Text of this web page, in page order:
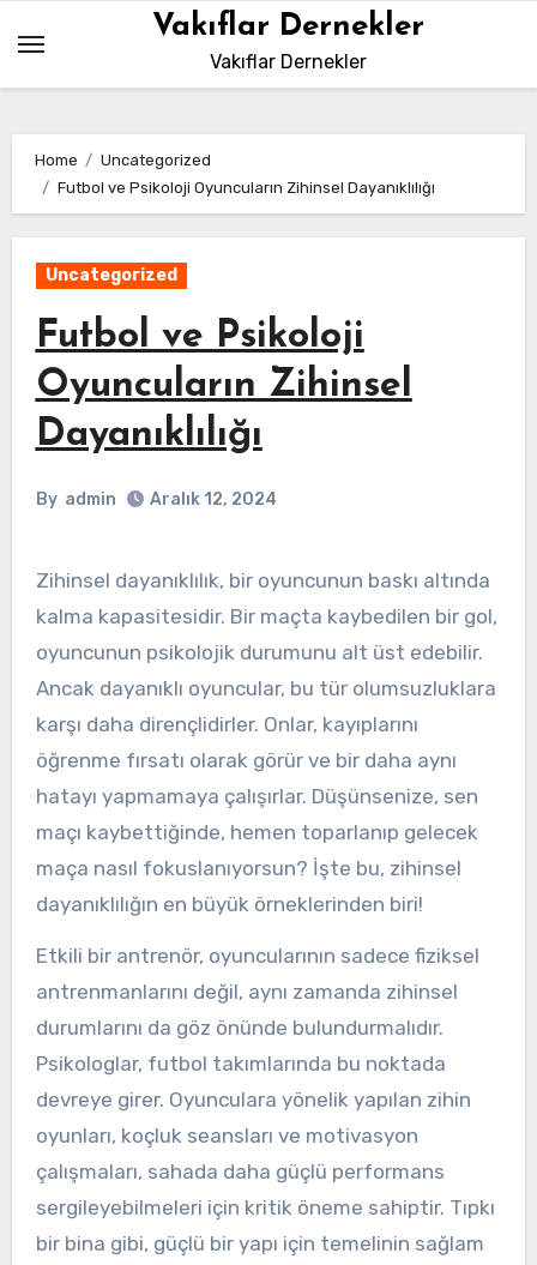
content
Vakıflar Dernekler
Vakıflar Dernekler
Home
Uncategorized
Futbol ve Psikoloji Oyuncuların Zihinsel Dayanıklılığı
Uncategorized
Futbol ve Psikoloji
Oyuncuların Zihinsel
Dayanıklılığı
By admin Aralık 12, 2024
Zihinsel dayanıklılık, bir oyuncunun baskı altında
kalma kapasitesidir. Bir maçta kaybedilen bir gol,
oyuncunun psikolojik durumunu alt üst edebilir.
Ancak dayanıklı oyuncular, bu tür olumsuzluklara
karşı daha dirençlidirler. Onlar, kayıplarını
öğrenme fırsatı olarak görür ve bir daha aynı
hatayı yapmamaya çalışırlar. Düşünsenize, sen
maçı kaybettiğinde, hemen toparlanıp gelecek
maça nasıl fokuslanıyorsun? İşte bu, zihinsel
dayanıklılığın en büyük örneklerinden biri!
Etkili bir antrenör, oyuncularının sadece fiziksel
antrenmanlarını değil, aynı zamanda zihinsel
durumlarını da göz önünde bulundurmalıdır.
Psikologlar, futbol takımlarında bu noktada
devreye girer. Oyunculara yönelik yapılan zihin
oyunları, koçluk seansları ve motivasyon
çalışmaları, sahada daha güçlü performans
sergileyebilmeleri için kritik öneme sahiptir. Tıpkı
bir bina gibi, güçlü bir yapı için temelinin sağlam